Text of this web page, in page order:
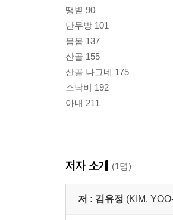
땡볕 90
만무방 101
봄봄 137
산골 155
산골 나그네 175
소낙비 192
아내 211
저자 소개 (1명)
저 : 김유정 (KIM,